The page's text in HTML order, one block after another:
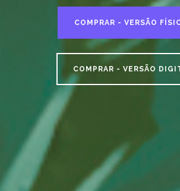
COMPRAR - VERSÃO
COMPRAR - VERSÃO